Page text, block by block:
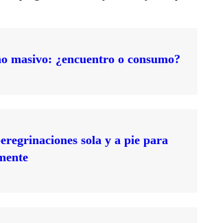
masivo: ¿encuentro o consumo?
sola y a pie para